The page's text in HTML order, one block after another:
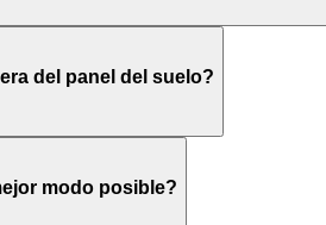
del panel del suelo?
modo posible?